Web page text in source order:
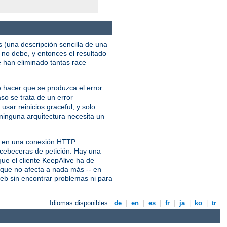
descripción sencilla de una
debe, y entonces el resultado
eliminado tantas race
que se produzca el error
se trata de un error
reinicios graceful, y solo
arquitectura necesita un
una conexión HTTP
de petición. Hay una
el cliente KeepAlive ha de
no afecta a nada más -- en
sin encontrar problemas ni para
Idiomas disponibles: de en es fr ja ko tr